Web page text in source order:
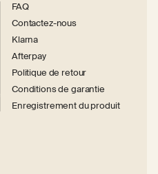
FAQ
Contactez-nous
Klarna
Afterpay
Politique de retour
Conditions de garantie
Enregistrement du produit